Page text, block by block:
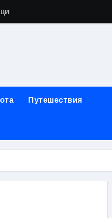
помощника в трудный час
наркологу
Путешествия